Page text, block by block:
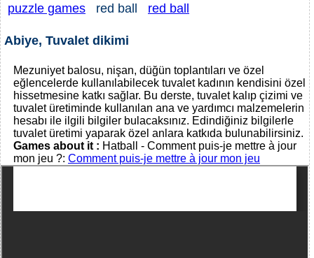
puzzle games red ball red ball
Abiye, Tuvalet dikimi
Mezuniyet balosu, nişan, düğün toplantıları ve özel
eğlencelerde kullanılabilecek tuvalet kadının kendisini özel
hissetmesine katkı sağlar. Bu derste, tuvalet kalıp çizimi ve
tuvalet üretiminde kullanılan ana ve yardımcı malzemelerin
hesabı ile ilgili bilgiler bulacaksınız. Edindiğiniz bilgilerle
tuvalet üretimi yaparak özel anlara katkıda bulunabilirsiniz.
Games about it : Hatball - Comment puis-je mettre à jour
mon jeu ?: Comment puis-je mettre à jour mon jeu